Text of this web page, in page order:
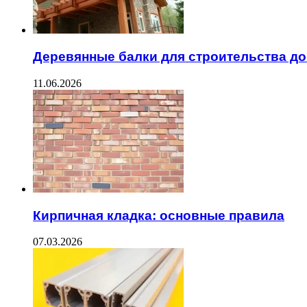
Деревянные балки для строительства
11.06.2026
Кирпичная кладка: основные правила
07.03.2026